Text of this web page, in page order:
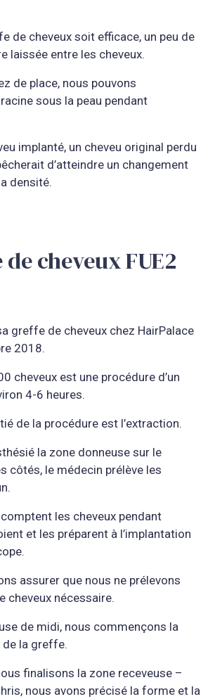
de cheveux soit efficace, un peu de
laissée entre les cheveux.
de place, nous pouvons
sous la peau pendant
implanté, un cheveu original perdu
d’atteindre un changement
densité.
cheveux FUE2
greffe de cheveux chez HairPalace
2018.
cheveux est une procédure d’un
4-6 heures.
de la procédure est l’extraction.
la zone donneuse sur le
côtés, le médecin prélève les
les cheveux pendant
et les préparent à l’implantation
assurer que nous ne prélevons
cheveux nécessaire.
de midi, nous commençons la
de la greffe.
finalisons la zone receveuse –
nous avons précisé la forme et la